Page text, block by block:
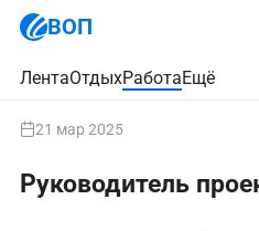
ВОП
ЛентаОтдыхРаботаЕщё
21 мар 2025
Руководитель